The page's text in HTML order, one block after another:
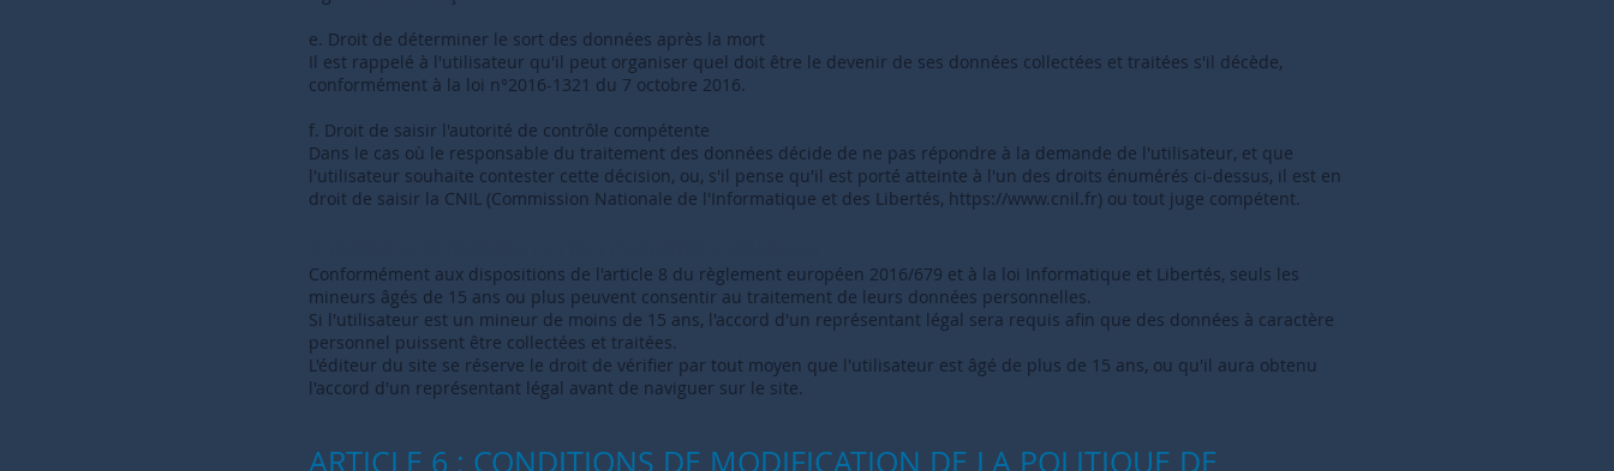
e. Droit de déterminer le sort des données après la mort
Il est rappelé à l'utilisateur qu'il peut organiser quel doit être le devenir de ses données collectées et traitées s'il décède,
conformément à la loi n°2016-1321 du 7 octobre 2016.
f. Droit de saisir l'autorité de contrôle compétente
Dans le cas où le responsable du traitement des données décide de ne pas répondre à la demande de l'utilisateur, et que
l'utilisateur souhaite contester cette décision, ou, s'il pense qu'il est porté atteinte à l'un des droits énumérés ci-dessus, il est en
droit de saisir la CNIL (Commission Nationale de l'Informatique et des Libertés, https://www.cnil.fr) ou tout juge compétent.
Conformément aux dispositions de l'article 8 du règlement européen 2016/679 et à la loi Informatique et Libertés, seuls les
mineurs âgés de 15 ans ou plus peuvent consentir au traitement de leurs données personnelles.
Si l'utilisateur est un mineur de moins de 15 ans, l'accord d'un représentant légal sera requis afin que des données à caractère
personnel puissent être collectées et traitées.
L'éditeur du site se réserve le droit de vérifier par tout moyen que l'utilisateur est âgé de plus de 15 ans, ou qu'il aura obtenu
l'accord d'un représentant légal avant de naviguer sur le site.
ARTICLE 6 : CONDITIONS DE MODIFICATION DE LA POLITIQUE DE